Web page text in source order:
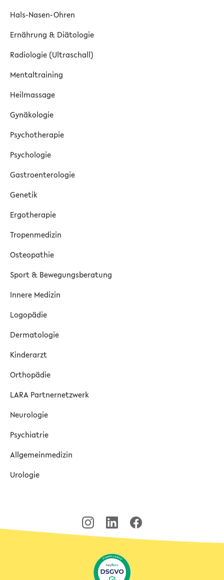
Hals-Nasen-Ohren
Ernährung & Diätologie
Radiologie (Ultraschall)
Mentaltraining
Heilmassage
Gynäkologie
Psychotherapie
Psychologie
Gastroenterologie
Genetik
Ergotherapie
Tropenmedizin
Osteopathie
Sport & Bewegungsberatung
Innere Medizin
Logopädie
Dermatologie
Kinderarzt
Orthopädie
LARA Partnernetzwerk
Neurologie
Psychiatrie
Allgemeinmedizin
Urologie